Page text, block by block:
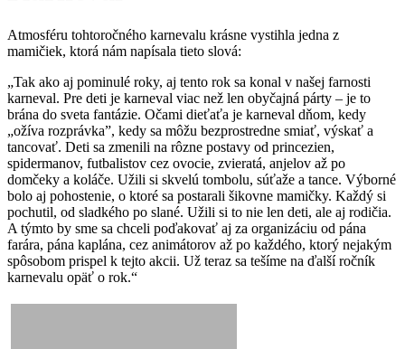
Atmosféru tohtoročného karnevalu krásne vystihla jedna z
mamičiek, ktorá nám napísala tieto slová:
„Tak ako aj pominulé roky, aj tento rok sa konal v našej farnosti
karneval. Pre deti je karneval viac než len obyčajná párty – je to
brána do sveta fantázie. Očami dieťaťa je karneval dňom, kedy
„ožíva rozprávka”, kedy sa môžu bezprostredne smiať, výskať a
tancovať. Deti sa zmenili na rôzne postavy od princezien,
spidermanov, futbalistov cez ovocie, zvieratá, anjelov až po
domčeky a koláče. Užili si skvelú tombolu, súťaže a tance. Výborné
bolo aj pohostenie, o ktoré sa postarali šikovne mamičky. Každý si
pochutil, od sladkého po slané. Užili si to nie len deti, ale aj rodičia.
A týmto by sme sa chceli poďakovať aj za organizáciu od pána
farára, pána kaplána, cez animátorov až po každého, ktorý nejakým
spôsobom prispel k tejto akcii. Už teraz sa tešíme na ďalší ročník
karnevalu opäť o rok.“